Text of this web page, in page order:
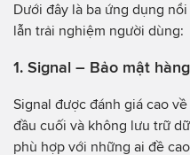
Dưới đây là ba ứng dụng
lẫn trải nghiệm người dùng:
1. Signal – Bảo mật
Signal được đánh giá cao
đầu cuối và không lưu trữ
phù hợp với những ai đề